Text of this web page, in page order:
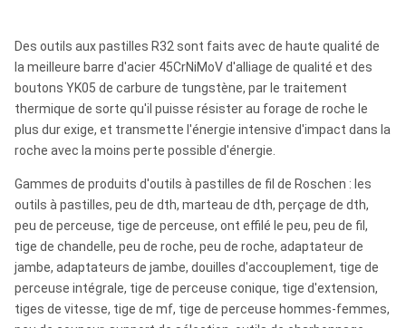
Des outils aux pastilles R32 sont faits avec de haute qualité de
la meilleure barre d'acier 45CrNiMoV d'alliage de qualité et des
boutons YK05 de carbure de tungstène, par le traitement
thermique de sorte qu'il puisse résister au forage de roche le
plus dur exige, et transmette l'énergie intensive d'impact dans la
roche avec la moins perte possible d'énergie.
Gammes de produits d'outils à pastilles de fil de Roschen : les
outils à pastilles, peu de dth, marteau de dth, perçage de dth,
peu de perceuse, tige de perceuse, ont effilé le peu, peu de fil,
tige de chandelle, peu de roche, peu de roche, adaptateur de
jambe, adaptateurs de jambe, douilles d'accouplement, tige de
perceuse intégrale, tige de perceuse conique, tige d'extension,
tiges de vitesse, tige de mf, tige de perceuse hommes-femmes,